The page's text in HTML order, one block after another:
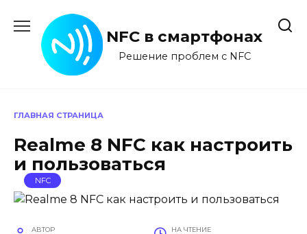
содержанию
NFC в смартфонах
Решение проблем с NFC
ГЛАВНАЯ СТРАНИЦА
Realme 8 NFC как настроить
и пользоваться
NFC
АВТОР НА ЧТЕНИЕ